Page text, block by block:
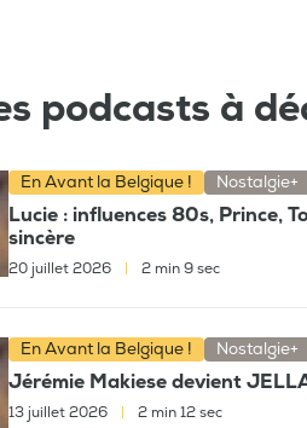
podcasts à
En Avant la Belgique ! Nostalgie+
Lucie : influences 80s, Prince,
sincère
20 juillet 2026 2 min 9 sec
En Avant la Belgique ! Nostalgie+
Jérémie Makiese devient
13 juillet 2026 | 2 min 12 sec